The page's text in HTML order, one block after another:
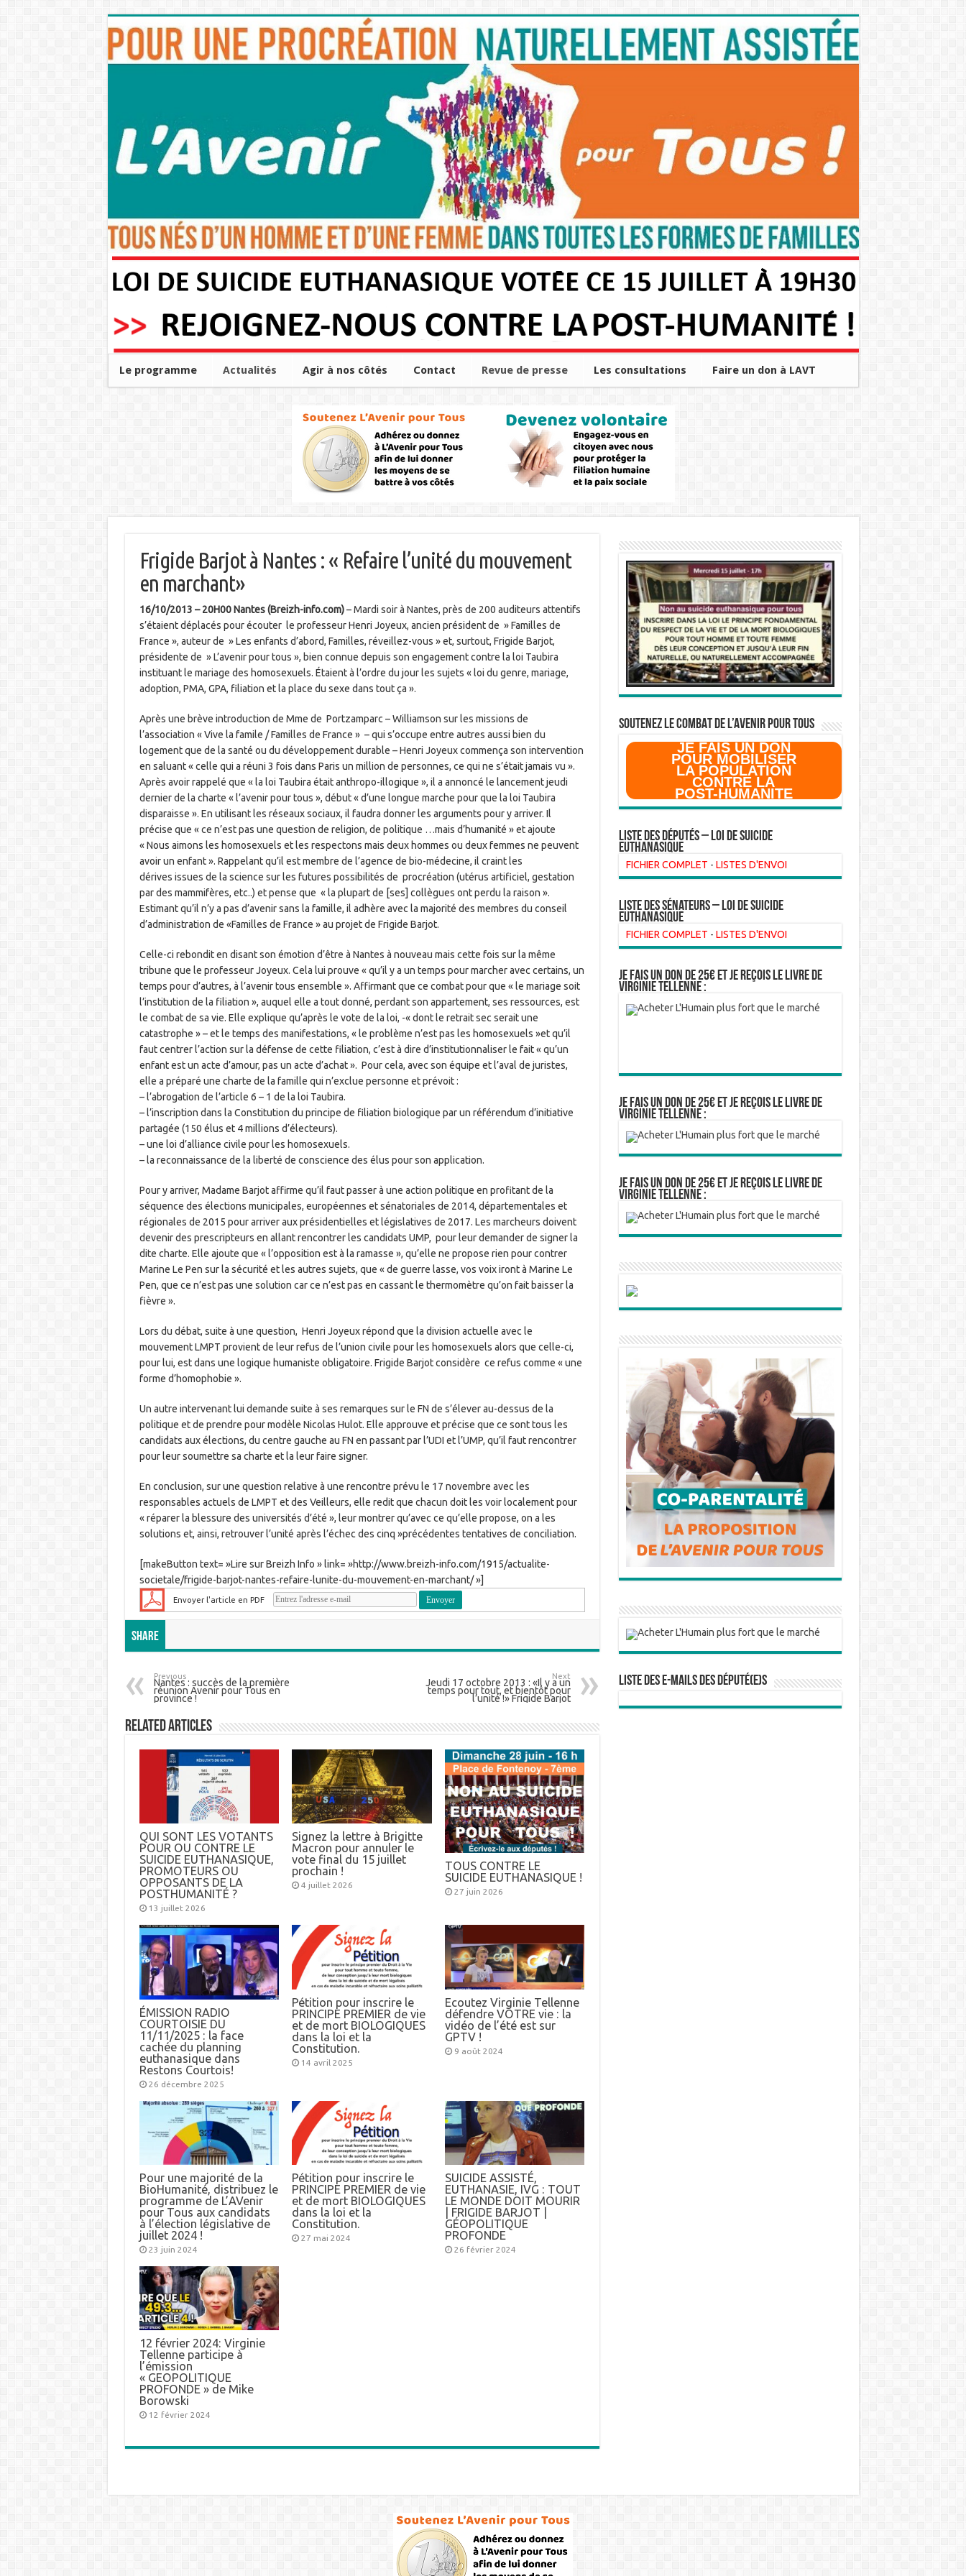
Le programme Actualités Agir à nos côtés Contact Revue de presse Les consultations Faire un don à LAVT
Frigide Barjot à Nantes : « Refaire l’unité du mouvement
en marchant»
16/10/2013 – 20H00 Nantes (Breizh-info.com)– Mardi soir à Nantes, près de 200 auditeurs attentifs
s’étaient déplacés pour écouter le professeur Henri Joyeux, ancien président de » Familles de
France », auteur de » Les enfants d’abord, Familles, réveillez-vous » et, surtout, Frigide Barjot,
présidente de » L’avenir pour tous », bien connue depuis son engagement contre la loi Taubira
instituant le mariage des homosexuels. Étaient à l’ordre du jour les sujets « loi du genre, mariage,
adoption, PMA, GPA, filiation et la place du sexe dans tout ça ».
Après une brève introduction de Mme de Portzamparc – Williamson sur les missions de
l’association « Vive la famile / Familles de France » – qui s’occupe entre autres aussi bien du
logement que de la santé ou du développement durable – Henri Joyeux commença son intervention
en saluant « celle qui a réuni 3 fois dans Paris un million de personnes, ce qui ne s’était jamais vu ».
Après avoir rappelé que « la loi Taubira était anthropo-illogique », il a annoncé le lancement jeudi
dernier de la charte « l’avenir pour tous », début « d’une longue marche pour que la loi Taubira
disparaisse ». En utilisant les réseaux sociaux, il faudra donner les arguments pour y arriver. Il
précise que « ce n’est pas une question de religion, de politique …mais d’humanité » et ajoute
« Nous aimons les homosexuels et les respectons mais deux hommes ou deux femmes ne peuvent
avoir un enfant ». Rappelant qu’il est membre de l’agence de bio-médecine, il craint les
dérives issues de la science sur les futures possibilités de procréation (utérus artificiel, gestation
par des mammifères, etc..) et pense que « la plupart de [ses] collègues ont perdu la raison ».
Estimant qu’il n’y a pas d’avenir sans la famille, il adhère avec la majorité des membres du conseil
d’administration de «Familles de France » au projet de Frigide Barjot.
Celle-ci rebondit en disant son émotion d’être à Nantes à nouveau mais cette fois sur la même
tribune que le professeur Joyeux. Cela lui prouve « qu’il y a un temps pour marcher avec certains, un
temps pour d’autres, à l’avenir tous ensemble ». Affirmant que ce combat pour que « le mariage soit
l’institution de la filiation », auquel elle a tout donné, perdant son appartement, ses ressources, est
le combat de sa vie. Elle explique qu’après le vote de la loi, -« dont le retrait sec serait une
catastrophe » – et le temps des manifestations, « le problème n’est pas les homosexuels »et qu’il
faut centrer l’action sur la défense de cette filiation, c’est à dire d’institutionnaliser le fait « qu’un
enfant est un acte d’amour, pas un acte d’achat ». Pour cela, avec son équipe et l’aval de juristes,
elle a préparé une charte de la famille qui n’exclue personne et prévoit :
– l’abrogation de l’article 6 – 1 de la loi Taubira.
– l’inscription dans la Constitution du principe de filiation biologique par un référendum d’initiative
partagée (150 élus et 4 millions d’électeurs).
– une loi d’alliance civile pour les homosexuels.
– la reconnaissance de la liberté de conscience des élus pour son application.
Pour y arriver, Madame Barjot affirme qu’il faut passer à une action politique en profitant de la
séquence des élections municipales, européennes et sénatoriales de 2014, départementales et
régionales de 2015 pour arriver aux présidentielles et législatives de 2017. Les marcheurs doivent
devenir des prescripteurs en allant rencontrer les candidats UMP, pour leur demander de signer la
dite charte. Elle ajoute que « l’opposition est à la ramasse », qu’elle ne propose rien pour contrer
Marine Le Pen sur la sécurité et les autres sujets, que « de guerre lasse, vos voix iront à Marine Le
Pen, que ce n’est pas une solution car ce n’est pas en cassant le thermomètre qu’on fait baisser la
fièvre ».
Lors du débat, suite à une question, Henri Joyeux répond que la division actuelle avec le
mouvement LMPT provient de leur refus de l’union civile pour les homosexuels alors que celle-ci,
pour lui, est dans une logique humaniste obligatoire. Frigide Barjot considère ce refus comme « une
forme d’homophobie ».
Un autre intervenant lui demande suite à ses remarques sur le FN de s’élever au-dessus de la
politique et de prendre pour modèle Nicolas Hulot. Elle approuve et précise que ce sont tous les
candidats aux élections, du centre gauche au FN en passant par l’UDI et l’UMP, qu’il faut rencontrer
pour leur soumettre sa charte et la leur faire signer.
En conclusion, sur une question relative à une rencontre prévu le 17 novembre avec les
responsables actuels de LMPT et des Veilleurs, elle redit que chacun doit les voir localement pour
« réparer la blessure des universités d’été », leur montrer qu’avec ce qu’elle propose, on a les
solutions et, ainsi, retrouver l’unité après l’échec des cinq »précédentes tentatives de conciliation.
[makeButton text= »Lire sur Breizh Info » link= »http://www.breizh-info.com/1915/actualite-
societale/frigide-barjot-nantes-refaire-lunite-du-mouvement-en-marchant/ »]
Envoyer l'article en PDF
Share
Previous
Nantes : succès de la première
réunion Avenir pour Tous en
province !
Next
Jeudi 17 octobre 2013 : «Il y a un
temps pour tout, et bientôt pour
l’unité !» Frigide Barjot
Related Articles
QUI SONT LES VOTANTS
POUR OU CONTRE LE
SUICIDE EUTHANASIQUE,
PROMOTEURS OU
OPPOSANTS DE LA
POSTHUMANITÉ ?
13 juillet 2026
Signez la lettre à Brigitte
Macron pour annuler le
vote final du 15 juillet
prochain !
4 juillet 2026
TOUS CONTRE LE
SUICIDE EUTHANASIQUE !
27 juin 2026
ÉMISSION RADIO
COURTOISIE DU
11/11/2025 : la face
cachée du planning
euthanasique dans
Restons Courtois!
26 décembre 2025
Pétition pour inscrire le
PRINCIPE PREMIER de vie
et de mort BIOLOGIQUES
dans la loi et la
Constitution.
14 avril 2025
Ecoutez Virginie Tellenne
défendre VOTRE vie : la
vidéo de l’été est sur
GPTV !
9 août 2024
Pour une majorité de la
BioHumanité, distribuez le
programme de L’AVenir
pour Tous aux candidats
à l’élection législative de
juillet 2024 !
23 juin 2024
Pétition pour inscrire le
PRINCIPE PREMIER de vie
et de mort BIOLOGIQUES
dans la loi et la
Constitution.
27 mai 2024
SUICIDE ASSISTÉ,
EUTHANASIE, IVG : TOUT
LE MONDE DOIT MOURIR
| FRIGIDE BARJOT |
GÉOPOLITIQUE
PROFONDE
26 février 2024
12 février 2024: Virginie
Tellenne participe à
l’émission
« GEOPOLITIQUE
PROFONDE » de Mike
Borowski
12 février 2024
SOUTENEZ LE COMBAT DE L’AVenir pour Tous
JE FAIS UN DON
POUR MOBILISER
LA POPULATION
CONTRE LA
POST-HUMANITE
Liste des Députés – Loi de suicide
euthanasique
FICHIER COMPLET - LISTES D'ENVOI
liste des sénateurs – loi de suicide
euthanasique
FICHIER COMPLET - LISTES D'ENVOI
Je fais un don de 25€ et je reçois le livre de
Virginie Tellenne :
Je fais un don de 25€ et je reçois le livre de
Virginie Tellenne :
Je fais un don de 25€ et je reçois le livre de
Virginie Tellenne :
Liste des e-mails des député(e)s